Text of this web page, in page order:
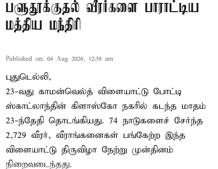
பளுதூக்குதல் வீரர்களை பாராட்டிய
மத்திய மந்திரி
Published on: 04 Aug 2026, 12:58 am
புதுடெல்லி,
23-வது காமன்வெல்த் விளையாட்டு போட்டி
ஸ்காட்லாந்தின் கிளாஸ்கோ நகரில் கடந்த மாதம்
23-ந்தேதி தொடங்கியது. 74 நாடுகளைச் சேர்ந்த
2,729 வீரர், வீராங்கனைகள் பங்கேற்ற இந்த
விளையாட்டு திருவிழா நேற்று முன்தினம்
நிறைவடைந்தது.